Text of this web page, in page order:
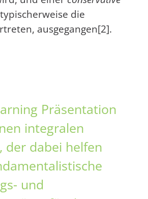
die
ausgegangen[2].
Präsentation
integralen
der dabei helfen
und